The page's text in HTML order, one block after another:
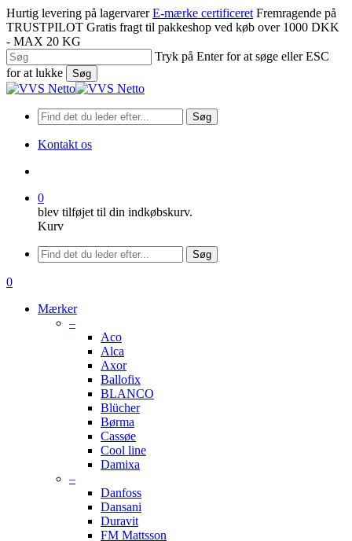
Spring
til
hovedindhold
Hurtig levering på lagervarer E-mærke certificeret Fremragende på
TRUSTPILOT Gratis fragt til pakkeshop ved køb over 1000 DKK
- MAX 20 KG
Tryk på Enter for at søge eller ESC
for at lukke
Søg
Luk
Søg
Kontakt os
0
blev tilføjet til din indkøbskurv.
Kurv
Menu
Søg
søge
0
Mærker
–
Aco
Alca
Axor
Ballofix
BLANCO
Blücher
Børma
Cassøe
Cool line
Damixa
–
Danfoss
Dansani
Duravit
FM Mattsson